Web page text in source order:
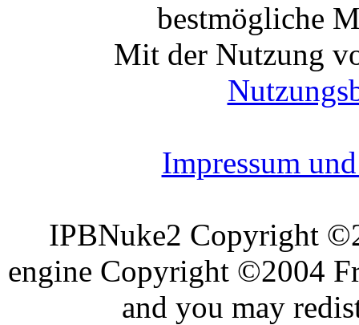
bestmögliche
Mit der Nutzung
Impressum
IPBNuke2 Copyright
engine Copyright ©2004
and you may